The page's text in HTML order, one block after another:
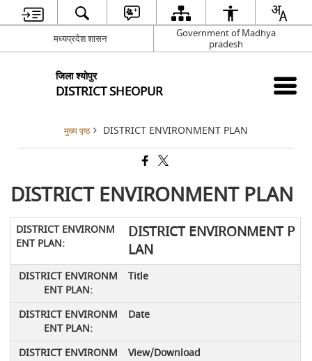
मध्यप्रदेश शासन
Government of Madhya
pradesh
जिला श्योपुर
DISTRICT SHEOPUR
मुख्य पृष्ठ DISTRICT ENVIRONMENT PLAN
DISTRICT ENVIRONMENT PLAN
DISTRICT ENVIRONMENT P
LAN
Title
Date
View/Download